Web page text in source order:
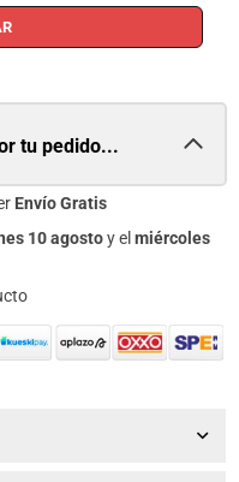
tu pedido...
Envío Gratis
10 agostoy el miércoles